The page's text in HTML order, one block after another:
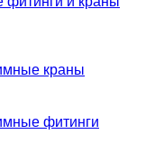
краны
фитинги